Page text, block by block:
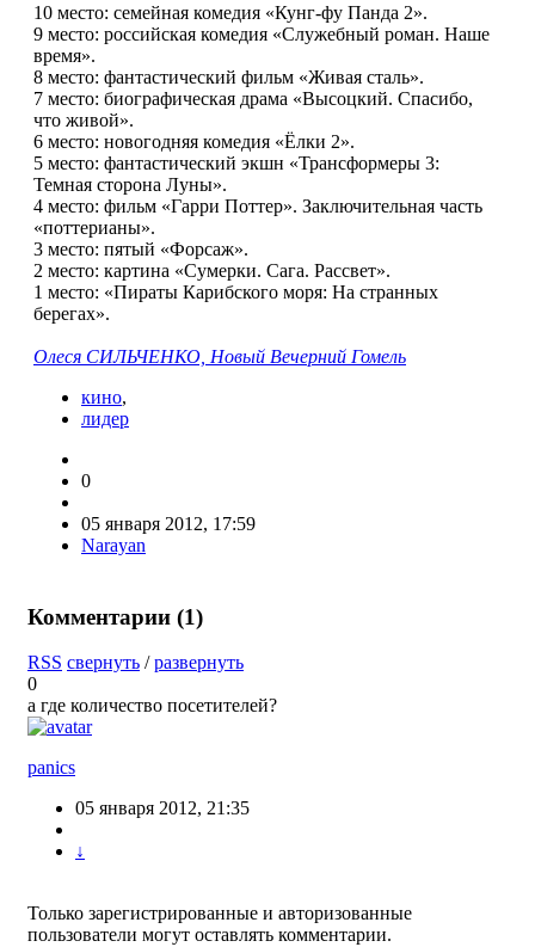
10 место: семейная комедия «Кунг-фу Панда 2».
9 место: российская комедия «Служебный роман. Наше
время».
8 место: фантастический фильм «Живая сталь».
7 место: биографическая драма «Высоцкий. Спасибо,
что живой».
6 место: новогодняя комедия «Ёлки 2».
5 место: фантастический экшн «Трансформеры 3:
Темная сторона Луны».
4 место: фильм «Гарри Поттер». Заключительная часть
«поттерианы».
3 место: пятый «Форсаж».
2 место: картина «Сумерки. Сага. Рассвет».
1 место: «Пираты Карибского моря: На странных
берегах».
Олеся СИЛЬЧЕНКО, Новый Вечерний Гомель
кино,
лидер
0
05 января 2012, 17:59
Narayan
Комментарии (1)
RSS свернуть /развернуть
0
а где количество посетителей?
panics
05 января 2012, 21:35
↓
Только зарегистрированные и авторизованные
пользователи могут оставлять комментарии.